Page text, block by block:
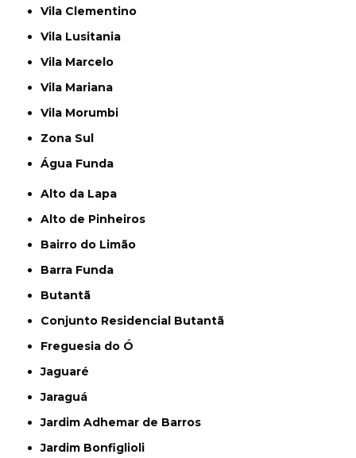
Vila Clementino
Vila Lusitania
Vila Marcelo
Vila Mariana
Vila Morumbi
Zona Sul
Água Funda
Alto da Lapa
Alto de Pinheiros
Bairro do Limão
Barra Funda
Butantã
Conjunto Residencial Butantã
Freguesia do Ó
Jaguaré
Jaraguá
Jardim Adhemar de Barros
Jardim Bonfiglioli